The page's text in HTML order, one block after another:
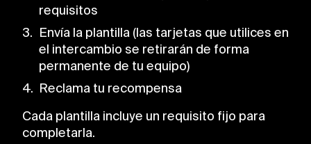
requisitos
Envía la plantilla (las tarjetas que utilices en
el intercambio se retirarán de forma
permanente de tu equipo)
Reclama tu recompensa
Cada plantilla incluye un requisito fijo para
completarla.